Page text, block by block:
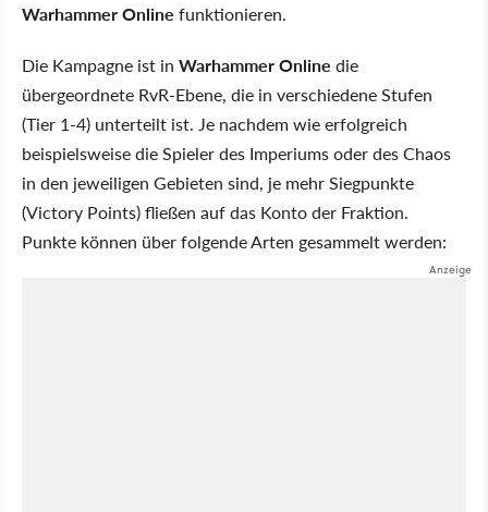
Warhammer Online funktionieren.
Die Kampagne ist in Warhammer Online die
übergeordnete RvR-Ebene, die in verschiedene Stufen
(Tier 1-4) unterteilt ist. Je nachdem wie erfolgreich
beispielsweise die Spieler des Imperiums oder des Chaos
in den jeweiligen Gebieten sind, je mehr Siegpunkte
(Victory Points) fließen auf das Konto der Fraktion.
Punkte können über folgende Arten gesammelt werden: